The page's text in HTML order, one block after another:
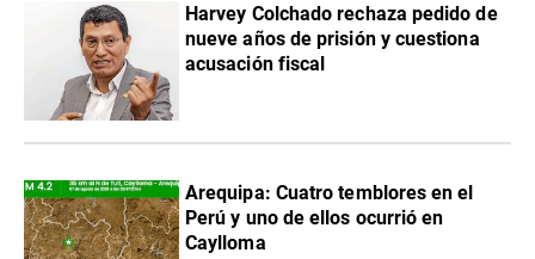
Harvey Colchado rechaza pedido de
nueve años de prisión y cuestiona
acusación fiscal
Arequipa: Cuatro temblores en el
Perú y uno de ellos ocurrió en
Caylloma